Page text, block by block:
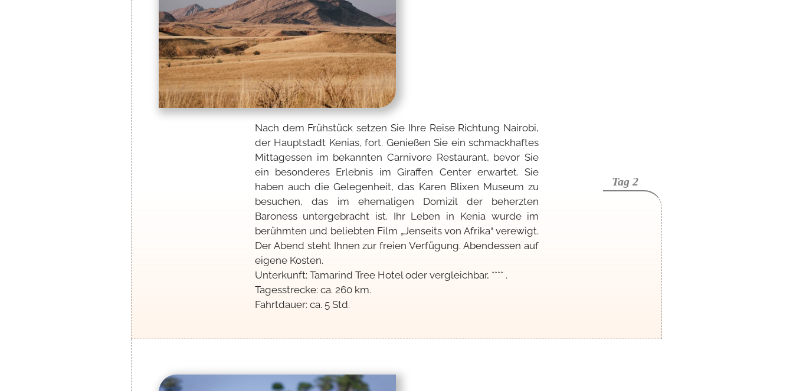
Nach dem Frühstück setzen Sie Ihre Reise Richtung Nairobi,
der Hauptstadt Kenias, fort. Genießen Sie ein schmackhaftes
Mittagessen im bekannten Carnivore Restaurant, bevor Sie
ein besonderes Erlebnis im Giraffen Center erwartet. Sie
haben auch die Gelegenheit, das Karen Blixen Museum zu
besuchen, das im ehemaligen Domizil der beherzten
Baroness untergebracht ist. Ihr Leben in Kenia wurde im
berühmten und beliebten Film „Jenseits von Afrika“ verewigt.
Der Abend steht Ihnen zur freien Verfügung. Abendessen auf
eigene Kosten.
Unterkunft: Tamarind Tree Hotel oder vergleichbar, **** .
Tagesstrecke: ca. 260 km.
Fahrtdauer: ca. 5 Std.
Tag 2